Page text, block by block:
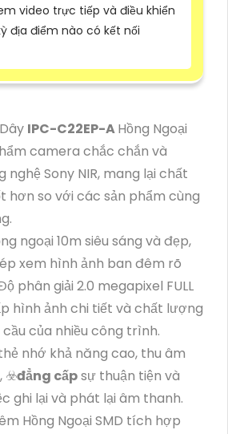
video trực tiếp và điều khiển
địa điểm nào có kết nối
IPC-C22EP-AHồng Ngoại
camera chắc chắn và
nghệ Sony NIR, mang lại chất
hơn so với các sản phẩm cùng
ngoại 10m siêu sáng và đẹp,
xem hình ảnh ban đêm rõ
phân giải 2.0 megapixel FULL
hình ảnh chi tiết và chất lượng
của nhiều công trình.
nhớ khả năng cao, thu âm
☣️đẳng cấpsự thuận tiện và
ghi lại và phát lại âm thanh.
Hồng Ngoại SMD tích hợp